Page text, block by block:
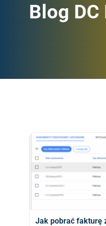
Blog DC
Jak pobrać fakturę